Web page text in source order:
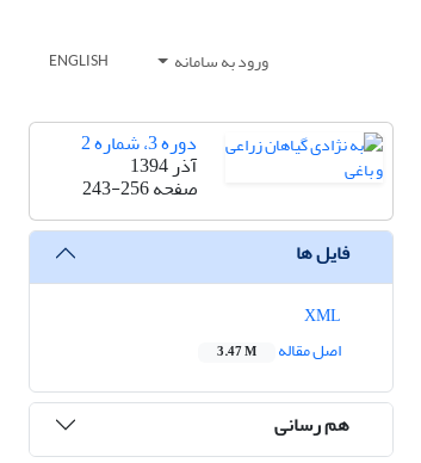
ورود به سامانه ENGLISH
دوره 3، شماره 2
آذر 1394
صفحه243-256
فایل ها
اصل مقاله
3.47 M
هم رسانی